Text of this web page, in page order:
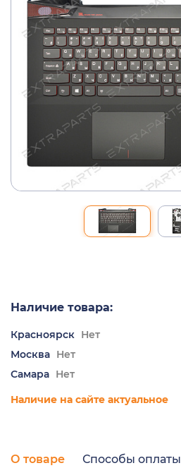
Наличие товара:
Красноярск Нет
Москва Нет
Самара Нет
Наличие на сайте актуальное
О товаре Способы оплаты